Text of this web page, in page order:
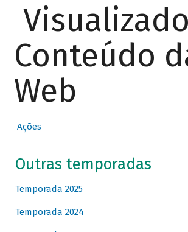
Conteúdo
Web
Ações
Outras temporadas
Temporada 2025
Temporada 2024